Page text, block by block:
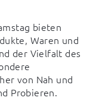
bieten
Waren und
der Vielfalt des
von Nah und
Probieren.